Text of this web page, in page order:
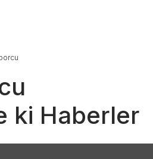
ki Haberler